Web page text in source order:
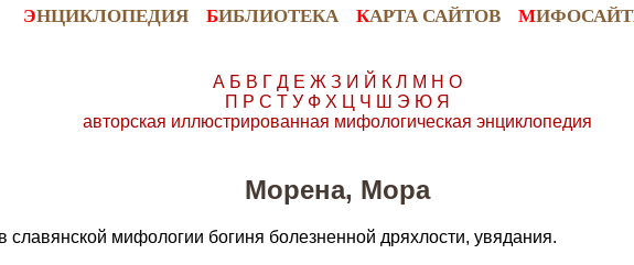
ЭНЦИКЛОПЕДИЯ БИБЛИОТЕКА КАРТА САЙТОВ М
А Б В Г Д Е Ж З И Й К Л М Н О
П Р С Т У Ф Х Ц Ч Ш Э Ю Я
авторская иллюстрированная мифологическая энциклопедия
Морена, Мора
славянской мифологии богиня болезненной дряхлости, увядания.